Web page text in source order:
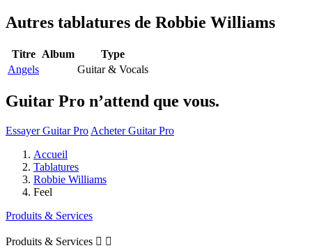
Autres tablatures de Robbie Williams
Titre Album
Type
Angels
Guitar & Vocals
Guitar Pro n’attend que vous.
Essayer Guitar Pro Acheter Guitar Pro
Accueil
Tablatures
Robbie Williams
Feel
Produits & Services
Produits & Services  